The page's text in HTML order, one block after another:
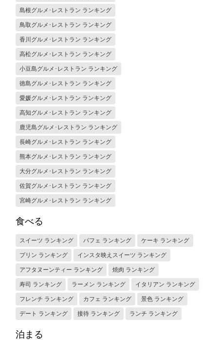
島根グルメ･レストラン ランキング
鳥取グルメ･レストラン ランキング
香川グルメ･レストラン ランキング
高松グルメ･レストラン ランキング
小豆島グルメ･レストラン ランキング
徳島グルメ･レストラン ランキング
愛媛グルメ･レストラン ランキング
高知グルメ･レストラン ランキング
鹿児島グルメ･レストラン ランキング
長崎グルメ･レストラン ランキング
熊本グルメ･レストラン ランキング
大分グルメ･レストラン ランキング
佐賀グルメ･レストラン ランキング
宮崎グルメ･レストラン ランキング
食べる
スイーツ ランキング パフェ ランキング ケーキ ランキング
プリン ランキング インスタ映えスイーツ ランキング
アフタヌーンティー ランキング 焼肉 ランキング
寿司 ランキング ラーメン ランキング イタリアン ランキング
フレンチ ランキング カフェ ランキング 景色 ランキング
デート ランキング 接待 ランキング ランチ ランキング
泊まる